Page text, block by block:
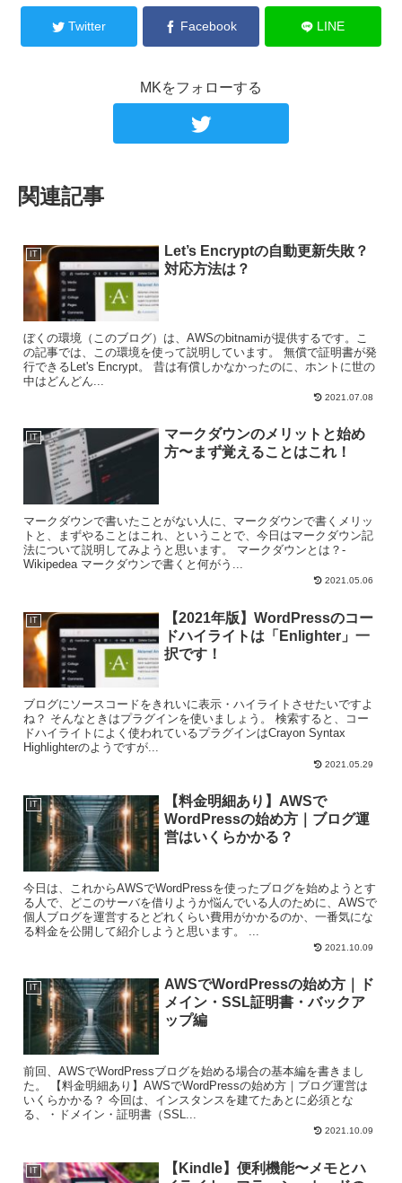
Twitter Facebook LINE
MKをフォローする
関連記事
IT
Let’s Encryptの自動更新失敗？
対応方法は？
ぼくの環境（このブログ）は、AWSのbitnamiが提供するです。こ
の記事では、この環境を使って説明しています。 無償で証明書が発
行できるLet's Encrypt。 昔は有償しかなかったのに、ホントに世の
中はどんどん...
2021.07.08
IT
マークダウンのメリットと始め
方〜まず覚えることはこれ！
マークダウンで書いたことがない人に、マークダウンで書くメリッ
トと、まずやることはこれ、ということで、今日はマークダウン記
法について説明してみようと思います。 マークダウンとは？-
Wikipedea マークダウンで書くと何がう...
2021.05.06
IT
【2021年版】WordPressのコー
ドハイライトは「Enlighter」一
択です！
ブログにソースコードをきれいに表示・ハイライトさせたいですよ
ね？ そんなときはプラグインを使いましょう。 検索すると、コー
ドハイライトによく使われているプラグインはCrayon Syntax
Highlighterのようですが...
2021.05.29
IT
【料金明細あり】AWSで
WordPressの始め方｜ブログ運
営はいくらかかる？
今日は、これからAWSでWordPressを使ったブログを始めようとす
る人で、どこのサーバを借りようか悩んでいる人のために、AWSで
個人ブログを運営するとどれくらい費用がかかるのか、一番気にな
る料金を公開して紹介しようと思います。 ...
2021.10.09
IT
AWSでWordPressの始め方｜ド
メイン・SSL証明書・バックア
ップ編
前回、AWSでWordPressブログを始める場合の基本編を書きまし
た。 【料金明細あり】AWSでWordPressの始め方｜ブログ運営は
いくらかかる？ 今回は、インスタンスを建てたあとに必須とな
る、・ドメイン・証明書（SSL...
2021.10.09
IT
【Kindle】便利機能〜メモとハ